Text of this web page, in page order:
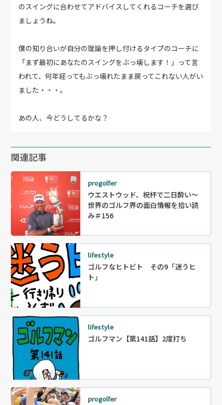
のスイングに合わせてアドバイスしてくれるコーチを選び
ましょうね。
僕の知り合いが自分の理論を押し付けるタイプのコーチに
「まず最初にあなたのスイングをぶっ壊します！」って言
われて、何年経ってもぶっ壊れたまま戻ってこれない人がい
ました・・・。
あの人、今どうしてるかな？
関連記事
progolfer
ウエストウッド、祝杯で二日酔い～
世界のゴルフ界の面白情報を拾い読
み＃156
lifestyle
ゴルフなヒトビト その9「迷うヒ
ト」
lifestyle
ゴルフマン【第141話】2度打ち
progolfer